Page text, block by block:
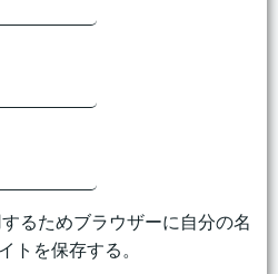
るためブラウザーに自分の名
トを保存する。